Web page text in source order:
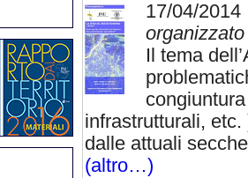
17/04/2014
Il tema
infrastrutturali,
dalle attuali
(altro…)